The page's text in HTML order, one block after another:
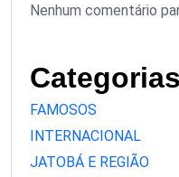
Nenhum comentário
Categorias
FAMOSOS
INTERNACIONAL
JATOBÁ E REGIÃO